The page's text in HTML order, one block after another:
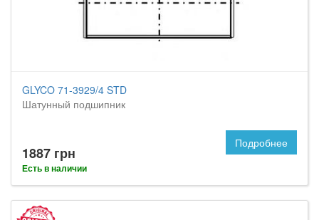
GLYCO 71-3929/4 STD
Шатунный подшипник
1887 грн
Есть в наличии
Подробнее